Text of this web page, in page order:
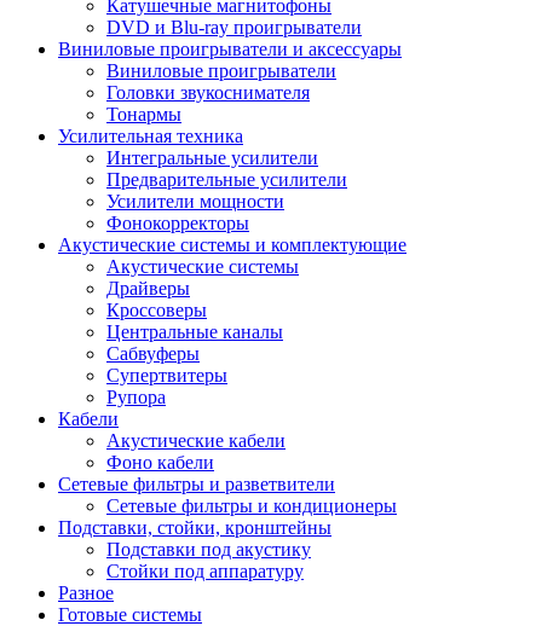
Катушечные магнитофоны
DVD и Blu-ray проигрыватели
Виниловые проигрыватели и аксессуары
Виниловые проигрыватели
Головки звукоснимателя
Тонармы
Усилительная техника
Интегральные усилители
Предварительные усилители
Усилители мощности
Фонокорректоры
Акустические системы и комплектующие
Акустические системы
Драйверы
Кроссоверы
Центральные каналы
Сабвуферы
Супертвитеры
Рупора
Кабели
Акустические кабели
Фоно кабели
Сетевые фильтры и разветвители
Сетевые фильтры и кондиционеры
Подставки, стойки, кронштейны
Подставки под акустику
Стойки под аппаратуру
Разное
Готовые системы